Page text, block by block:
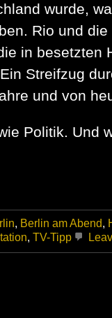
wurde,
Rio und
in besetzten
Streifzug
und von
Politik. Und
, Berlin am Abend,
, TV-Tipp